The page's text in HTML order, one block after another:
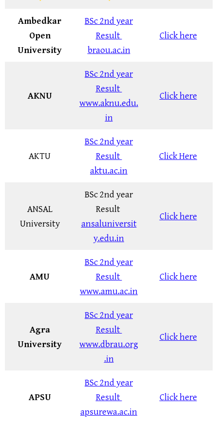
Ambedkar
Open
University
BSc 2nd year
Result
braou.ac.in
Click here
AKNU
BSc 2nd year
Result
www.aknu.edu.
in
Click here
AKTU
BSc 2nd year
Result
aktu.ac.in
Click Here
ANSAL
University
BSc 2nd year
Result
ansaluniversit
y.edu.in
Click here
AMU
BSc 2nd year
Result
www.amu.ac.in
Click here
Agra
University
BSc 2nd year
Result
www.dbrau.org
.in
Click here
APSU
BSc 2nd year
Result
apsurewa.ac.in
Click here